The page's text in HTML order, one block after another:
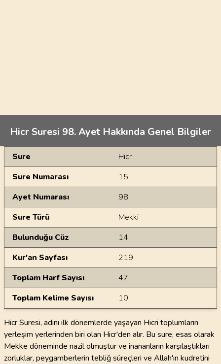
Hicr Suresi 98. Ayet Hakkında Genel Bilgiler
Genel Bilgiler
Sure
Hicr
Sure Numarası
15
Ayet Numarası
98
Sure Türü
Mekki
Bulunduğu Cüz
14
Kur'an Sayfası
219
Toplam Harf Sayısı
47
Toplam Kelime Sayısı
10
Hicr Suresi, adını ilk dönemlerde yaşayan Hicri toplumların
yerleşim yerlerinden biri olan Hicr'den alır. Bu sure, esas olarak
Mekke döneminde nazil olmuştur ve inananların karşılaştıkları
zorluklar, peygamberlerin tebliğ süreçleri ve Allah'ın kudretini